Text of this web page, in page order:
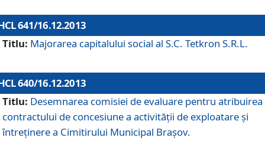
641/16.12.2013
Titlu: Majorarea capitalului social al S.C. Tetkron S.R.L.
640/16.12.2013
Titlu: Desemnarea comisiei de evaluare pentru atribuirea
contractului de concesiune a activităţii de exploatare şi
întreţinere a Cimitirului Municipal Braşov.